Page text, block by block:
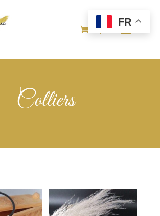
Colliers
FR